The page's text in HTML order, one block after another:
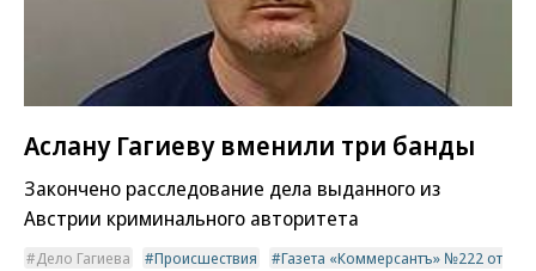
Аслану Гагиеву вменили три банды
Закончено расследование дела выданного из
Австрии криминального авторитета
Дело Гагиева Происшествия
Газета «Коммерсантъ» №222 от